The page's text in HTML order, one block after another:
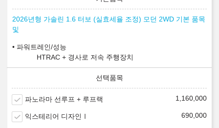
2026년형 가솔린 1.6 터보 (실효세율 조정) 모던 2WD 기본 품목
및
파워트레인/성능
HTRAC + 경사로 저속 주행장치
파노라마 선루프 + 루프랙 1,160,000
익스테리어 디자인Ⅰ 690,000